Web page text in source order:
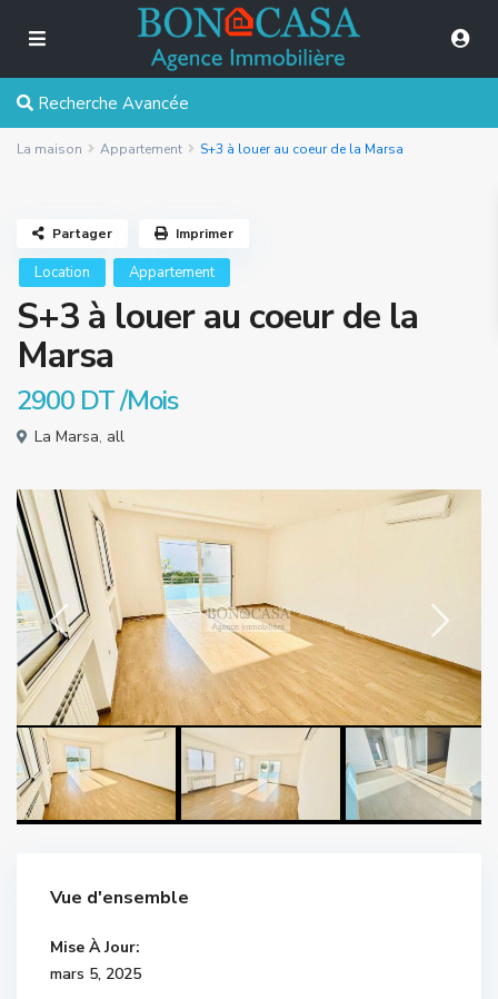
Recherche Avancée
La maison Appartement S+3 à louer au coeur de la Marsa
Location Appartement
S+3 à louer au coeur de la
Marsa
2900 DT/Mois
La Marsa, all
Partager Imprimer
Vue d'ensemble
Mise À Jour:
mars 5, 2025